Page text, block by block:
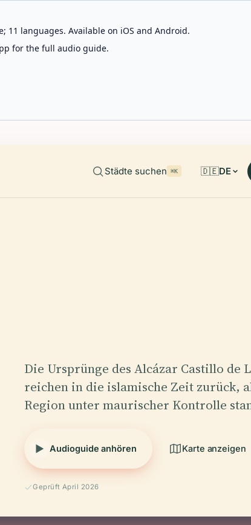
11 languages. Available on iOS and Android.
for the full audio guide.
Städte suchen ⌘K 🇩🇪DE
Die Ursprünge des Alcázar Castillo de
reichen in die islamische Zeit zurück,
Region unter maurischer Kontrolle
Audioguide anhören Karte anzeigen
Geprüft April 2026